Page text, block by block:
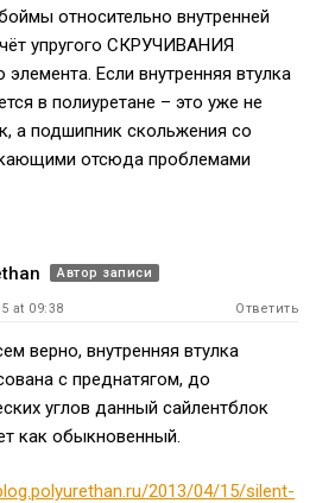
относительно внутренней
упругого СКРУЧИВАНИЯ
элемента. Если внутренняя втулка
в полиуретане – это уже не
а подшипник скольжения со
отсюда проблемами
Автор записи
at 09:38 Ответить
верно, внутренняя втулка
с преднатягом, до
углов данный сайлентблок
как обыкновенный.
2013/04/15/silent-